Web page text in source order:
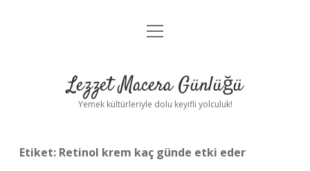
Anasayfa
Yasal Uyarı
menüyü
Lezzet Macera Günlüğü
Yemek kültürleriyle dolu keyifli yolculuk!
Etiket: Retinol krem kaç günde etki eder